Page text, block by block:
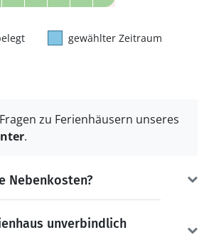
gewählter Zeitraum
zu Ferienhäusern unseres
.
Nebenkosten?
unverbindlich